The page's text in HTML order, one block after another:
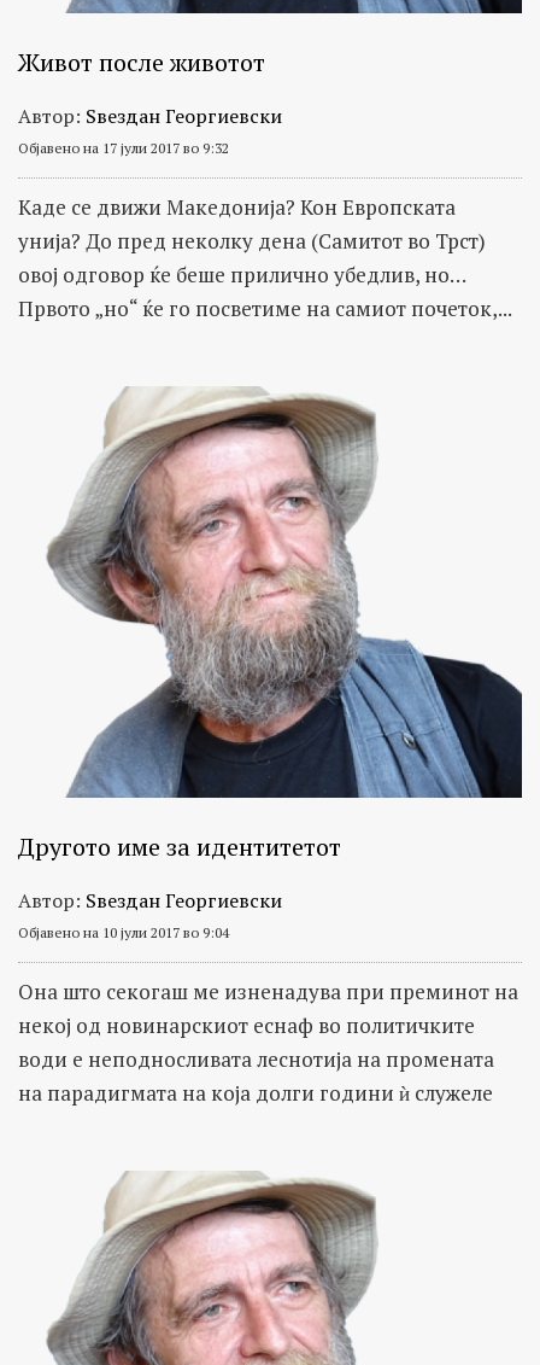
Живот после животот
Автор: Ѕвездан Георгиевски
Објавено на 17 јули 2017 во 9:32
Каде се движи Македонија? Кон Европската
унија? До пред неколку дена (Самитот во Трст)
овој одговор ќе беше прилично убедлив, но…
Првото „но“ ќе го посветиме на самиот почеток,...
Другото име за идентитетот
Автор: Ѕвездан Георгиевски
Објавено на 10 јули 2017 во 9:04
Она што секогаш ме изненадува при преминот на
некој од новинарскиот еснаф во политичките
води е неподносливата леснотија на промената
на парадигмата на која долги години ѝ служеле